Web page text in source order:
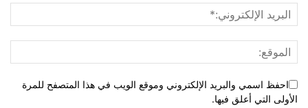
احفظ اسمي والبريد الإلكتروني وموقع الويب في هذا المتصفح للمرة
الأولى التي أعلق فيها.